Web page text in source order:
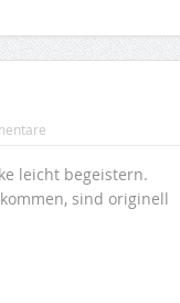
leicht begeistern.
sind originell